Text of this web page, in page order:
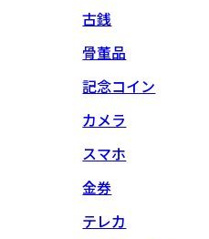
古銭
骨董品
記念コイン
カメラ
スマホ
金券
テレカ